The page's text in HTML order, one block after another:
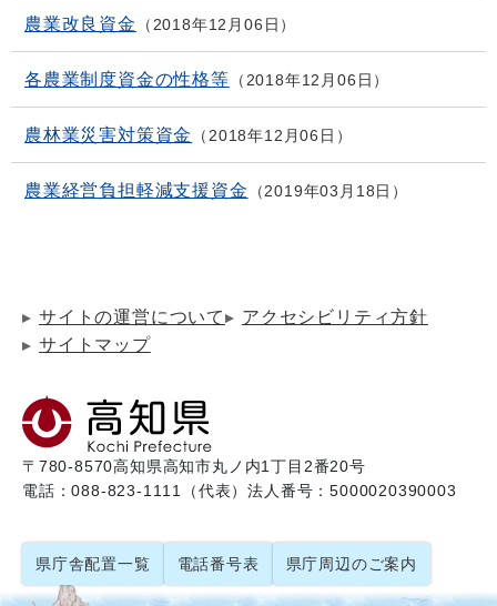
農業改良資金 2018年12月06日
各農業制度資金の性格等 2018年12月06日
農林業災害対策資金 2018年12月06日
農業経営負担軽減支援資金 2019年03月18日
サイトの運営について
アクセシビリティ方針
サイトマップ
〒780-8570高知県高知市丸ノ内1丁目2番20号
電話：088-823-1111（代表）法人番号：5000020390003
県庁舎配置一覧 電話番号表 県庁周辺のご案内